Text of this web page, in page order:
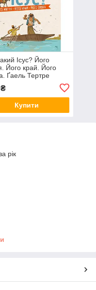
Ісус? Його
Його край. Його
Ґаель Тертре
Купити
рік